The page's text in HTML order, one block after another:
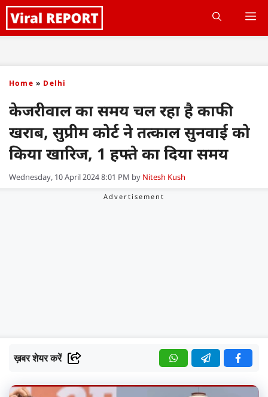
Skip
to
Home » Delhi
केजरीवाल का समय चल रहा है काफी
खराब, सुप्रीम कोर्ट ने तत्काल सुनवाई को
किया खारिज, 1 हफ्ते का दिया समय
Wednesday, 10 April 2024 8:01 PM by Nitesh Kush
ख़बर शेयर करें